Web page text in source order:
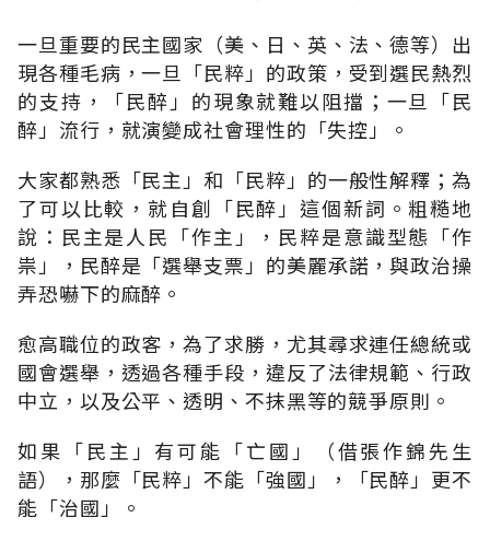
一旦重要的民主國家（美、日、英、法、德等）出
現各種毛病，一旦「民粹」的政策，受到選民熱烈
的支持，「民醉」的現象就難以阻擋；一旦「民
醉」流行，就演變成社會理性的「失控」。
大家都熟悉「民主」和「民粹」的一般性解釋；為
了可以比較，就自創「民醉」這個新詞。粗糙地
說：民主是人民「作主」，民粹是意識型態「作
祟」，民醉是「選舉支票」的美麗承諾，與政治操
弄恐嚇下的麻醉。
愈高職位的政客，為了求勝，尤其尋求連任總統或
國會選舉，透過各種手段，違反了法律規範、行政
中立，以及公平、透明、不抹黑等的競爭原則。
如果「民主」有可能「亡國」（借張作錦先生
語），那麼「民粹」不能「強國」，「民醉」更不
能「治國」。